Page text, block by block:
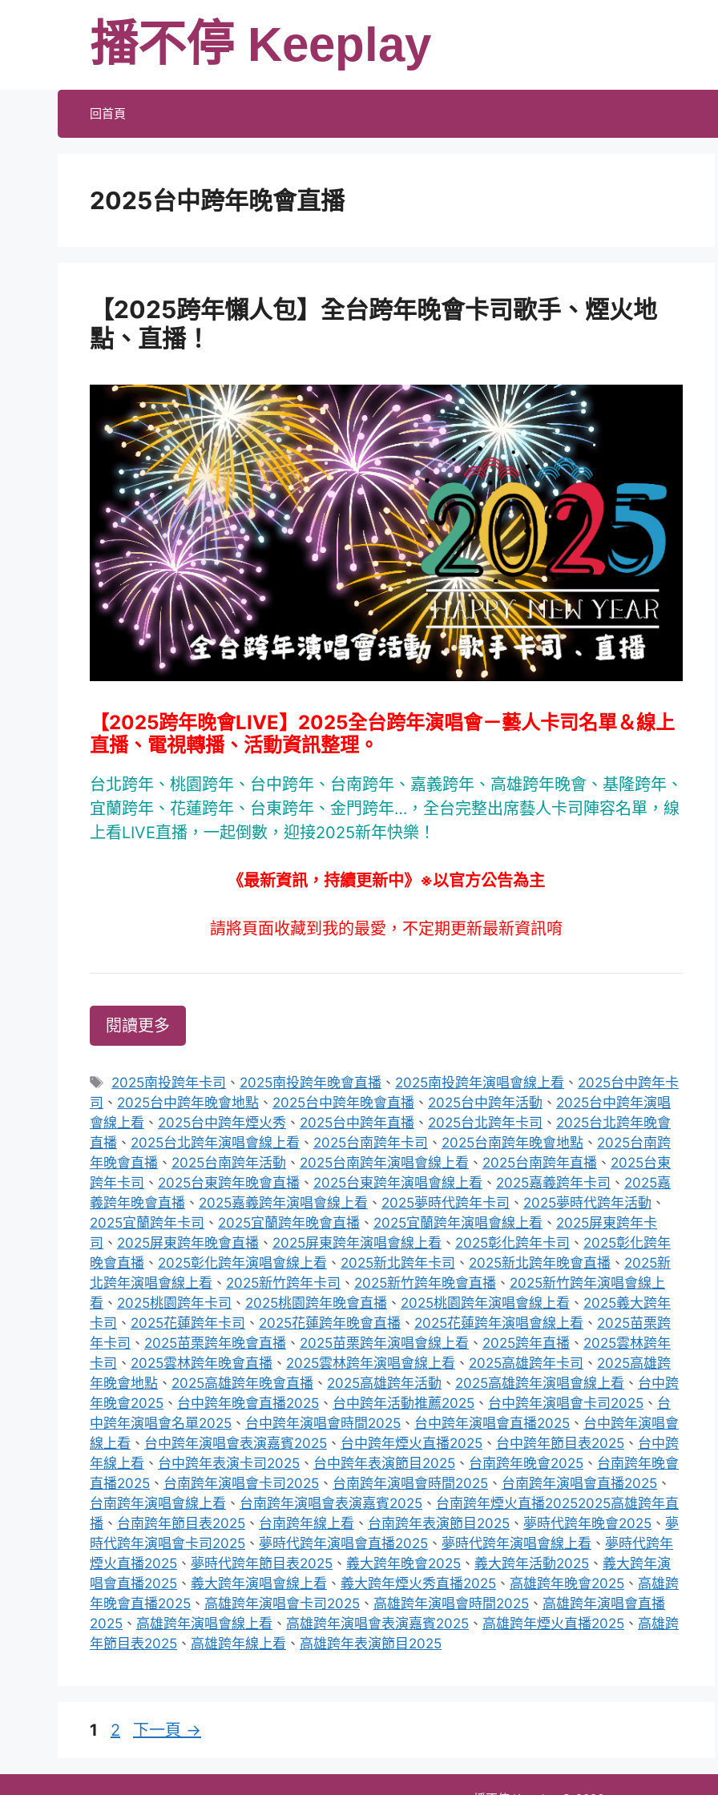
播不停 Keeplay
回首頁
2025台中跨年晚會直播
【2025跨年懶人包】全台跨年晚會卡司歌手、煙火地
點、直播！
【2025跨年晚會LIVE】2025全台跨年演唱會－藝人卡司名單＆線上
直播、電視轉播、活動資訊整理。
台北跨年、桃園跨年、台中跨年、台南跨年、嘉義跨年、高雄跨年晚會、基隆跨年、
宜蘭跨年、花蓮跨年、台東跨年、金門跨年…，全台完整出席藝人卡司陣容名單，線
上看LIVE直播，一起倒數，迎接2025新年快樂！
《最新資訊，持續更新中》※以官方公告為主
請將頁面收藏到我的最愛，不定期更新最新資訊唷
閱讀更多
標
籤
2025南投跨年卡司 、 2025南投跨年晚會直播 、 2025南投跨年演唱會線上看 、 2025台中跨年卡
司 、 2025台中跨年晚會地點 、 2025台中跨年晚會直播 、 2025台中跨年活動 、 2025台中跨年演唱
會線上看 、 2025台中跨年煙火秀 、 2025台中跨年直播 、 2025台北跨年卡司 、 2025台北跨年晚會
直播 、 2025台北跨年演唱會線上看 、 2025台南跨年卡司 、 2025台南跨年晚會地點 、 2025台南跨
年晚會直播 、 2025台南跨年活動 、 2025台南跨年演唱會線上看 、 2025台南跨年直播 、 2025台東
跨年卡司 、 2025台東跨年晚會直播 、 2025台東跨年演唱會線上看 、 2025嘉義跨年卡司 、 2025嘉
義跨年晚會直播 、 2025嘉義跨年演唱會線上看 、 2025夢時代跨年卡司 、 2025夢時代跨年活動 、
2025宜蘭跨年卡司 、 2025宜蘭跨年晚會直播 、 2025宜蘭跨年演唱會線上看 、 2025屏東跨年卡
司 、 2025屏東跨年晚會直播 、 2025屏東跨年演唱會線上看 、 2025彰化跨年卡司 、 2025彰化跨年
晚會直播 、 2025彰化跨年演唱會線上看 、 2025新北跨年卡司 、 2025新北跨年晚會直播 、 2025新
北跨年演唱會線上看 、 2025新竹跨年卡司 、 2025新竹跨年晚會直播 、 2025新竹跨年演唱會線上
看 、 2025桃園跨年卡司 、 2025桃園跨年晚會直播 、 2025桃園跨年演唱會線上看 、 2025義大跨年
卡司 、 2025花蓮跨年卡司 、 2025花蓮跨年晚會直播 、 2025花蓮跨年演唱會線上看 、 2025苗栗跨
年卡司 、 2025苗栗跨年晚會直播 、 2025苗栗跨年演唱會線上看 、 2025跨年直播 、 2025雲林跨年
卡司 、 2025雲林跨年晚會直播 、 2025雲林跨年演唱會線上看 、 2025高雄跨年卡司 、 2025高雄跨
年晚會地點 、 2025高雄跨年晚會直播 、 2025高雄跨年活動 、 2025高雄跨年演唱會線上看 、 台中跨
年晚會2025 、 台中跨年晚會直播2025 、 台中跨年活動推薦2025 、 台中跨年演唱會卡司2025 、 台
中跨年演唱會名單2025 、 台中跨年演唱會時間2025 、 台中跨年演唱會直播2025 、 台中跨年演唱會
線上看 、 台中跨年演唱會表演嘉賓2025 、 台中跨年煙火直播2025 、 台中跨年節目表2025 、 台中跨
年線上看 、 台中跨年表演卡司2025 、 台中跨年表演節目2025 、 台南跨年晚會2025 、 台南跨年晚會
直播2025 、 台南跨年演唱會卡司2025 、 台南跨年演唱會時間2025 、 台南跨年演唱會直播2025 、
台南跨年演唱會線上看 、 台南跨年演唱會表演嘉賓2025 、 台南跨年煙火直播20252025高雄跨年直
播 、 台南跨年節目表2025 、 台南跨年線上看 、 台南跨年表演節目2025 、 夢時代跨年晚會2025 、 夢
時代跨年演唱會卡司2025 、 夢時代跨年演唱會直播2025 、 夢時代跨年演唱會線上看 、 夢時代跨年
煙火直播2025 、 夢時代跨年節目表2025 、 義大跨年晚會2025 、 義大跨年活動2025 、 義大跨年演
唱會直播2025 、 義大跨年演唱會線上看 、 義大跨年煙火秀直播2025 、 高雄跨年晚會2025 、 高雄跨
年晚會直播2025 、 高雄跨年演唱會卡司2025 、 高雄跨年演唱會時間2025 、 高雄跨年演唱會直播
2025 、 高雄跨年演唱會線上看 、 高雄跨年演唱會表演嘉賓2025 、 高雄跨年煙火直播2025 、 高雄跨
年節目表2025 、 高雄跨年線上看 、 高雄跨年表演節目2025
頁
1
頁
2 下一頁 →